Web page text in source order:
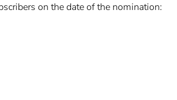
on the date of the nomination: